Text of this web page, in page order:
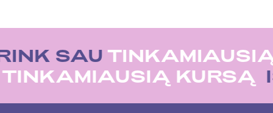
SAU
TINKAMIAUSIĄ KURSĄ